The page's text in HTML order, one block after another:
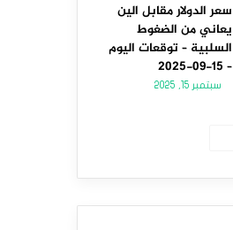
سعر الدولار مقابل الين
يعاني من الضغوط
السلبية – توقعات اليوم
– 15-09-2025
سبتمبر 15, 2025